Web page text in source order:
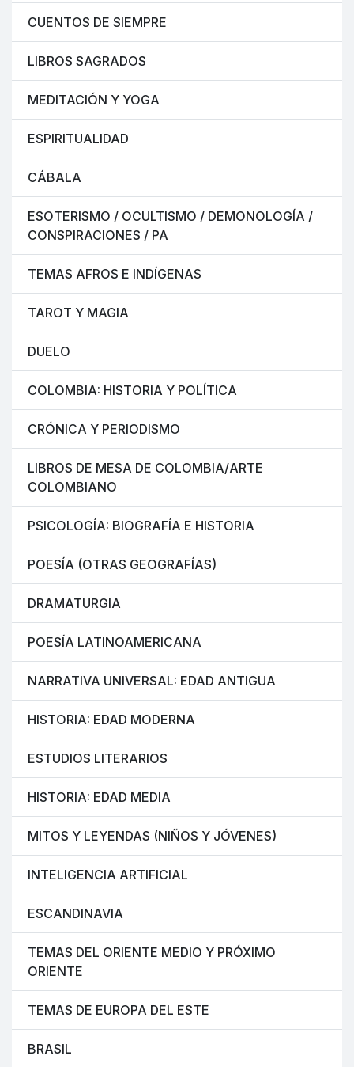
CUENTOS DE SIEMPRE
LIBROS SAGRADOS
MEDITACIÓN Y YOGA
ESPIRITUALIDAD
CÁBALA
ESOTERISMO / OCULTISMO / DEMONOLOGÍA /
CONSPIRACIONES / PA
TEMAS AFROS E INDÍGENAS
TAROT Y MAGIA
DUELO
COLOMBIA: HISTORIA Y POLÍTICA
CRÓNICA Y PERIODISMO
LIBROS DE MESA DE COLOMBIA/ARTE
COLOMBIANO
PSICOLOGÍA: BIOGRAFÍA E HISTORIA
POESÍA (OTRAS GEOGRAFÍAS)
DRAMATURGIA
POESÍA LATINOAMERICANA
NARRATIVA UNIVERSAL: EDAD ANTIGUA
HISTORIA: EDAD MODERNA
ESTUDIOS LITERARIOS
HISTORIA: EDAD MEDIA
MITOS Y LEYENDAS (NIÑOS Y JÓVENES)
INTELIGENCIA ARTIFICIAL
ESCANDINAVIA
TEMAS DEL ORIENTE MEDIO Y PRÓXIMO
ORIENTE
TEMAS DE EUROPA DEL ESTE
BRASIL